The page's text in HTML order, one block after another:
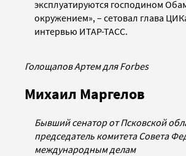
эксплуатируются господином
окружением», – сетовал глава
интервью ИТАР-ТАСС.
Голощапов Артем для Forbes
Михаил Маргелов
Бывший сенатор от Псковской
председатель комитета Совета
международным делам